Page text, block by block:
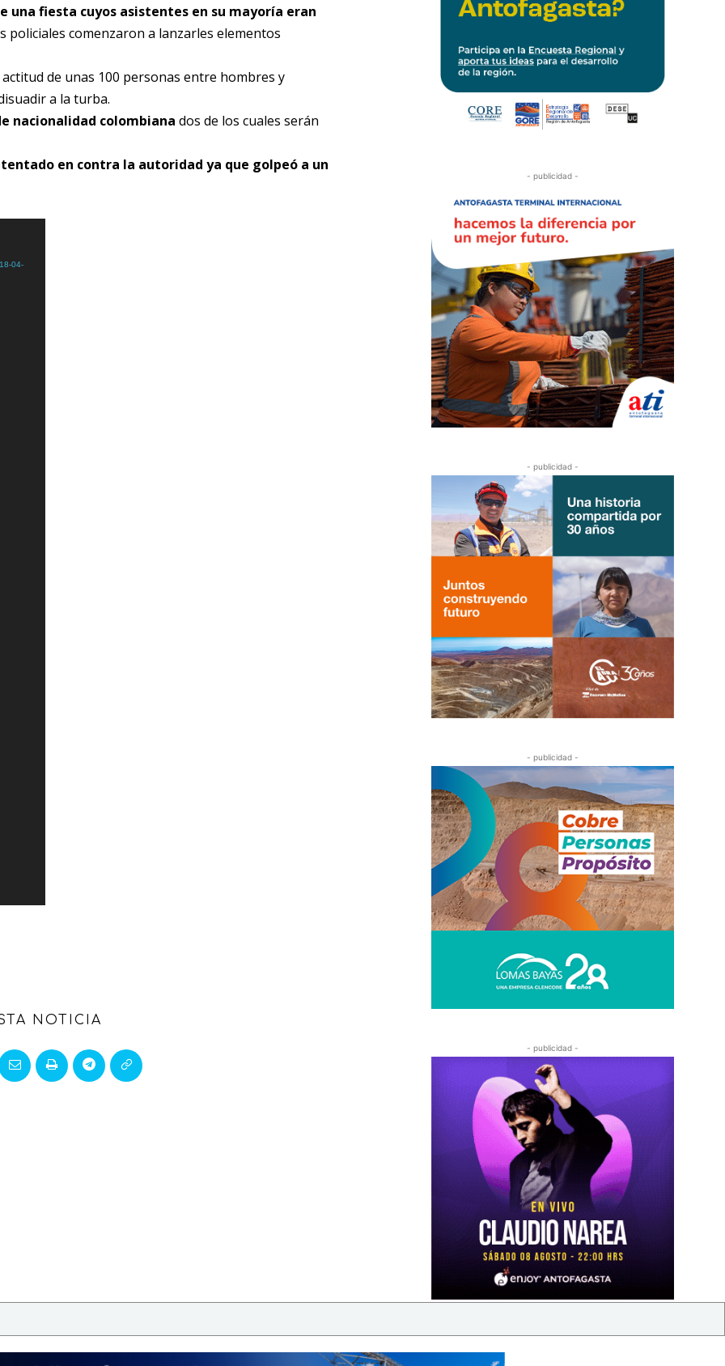
una fiesta cuyos asistentes en su mayoría eran
policiales comenzaron a lanzarles elementos
de unas 100 personas entre hombres y
a la turba.
nacionalidad colombiana dos de los cuales serán
en contra la autoridad ya que golpeó a un
04-
NOTICIA
- publicidad -
- publicidad -
- publicidad -
- publicidad -